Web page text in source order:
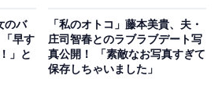
のバ
早す
」と
「私のオトコ」藤本美貴、夫・
庄司智春とのラブラブデート写
真公開！ 「素敵なお写真すぎて
保存しちゃいました」